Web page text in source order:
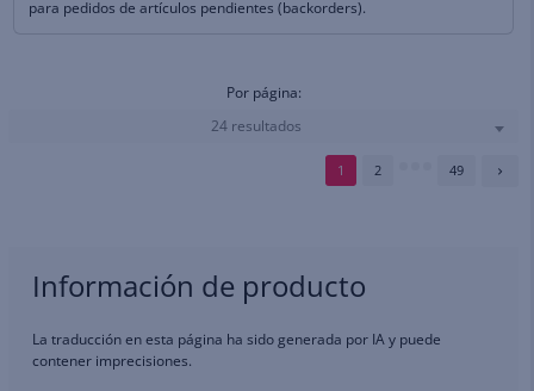
para pedidos de artículos pendientes (backorders).
Por página:
24 resultados
1 2 49
Información de producto
La traducción en esta página ha sido generada por IA y puede
contener imprecisiones.